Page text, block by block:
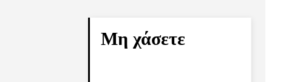
Μη χάσετε